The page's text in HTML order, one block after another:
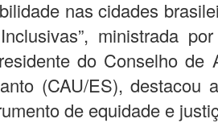
nas cidades
ministrada
do Conselho de
(CAU/ES), destacou
de equidade e